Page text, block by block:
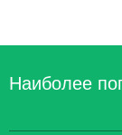
Наиболее